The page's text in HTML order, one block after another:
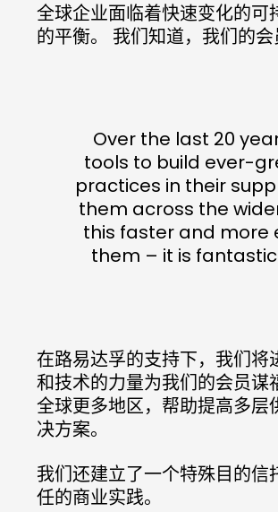
全球企业面临着快速变化的
的平衡。 我们知道，我们的
Over the last 20
tools to build ever-
practices in their
them across the
this faster and more
them – it is
在路易达孚的支持下，我们
和技术的力量为我们的会员
全球更多地区，帮助提高多
决方案。
我们还建立了一个特殊目的
任的商业实践。